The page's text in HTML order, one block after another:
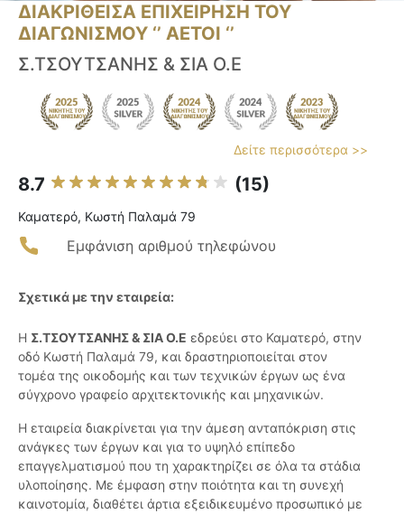
ΔΙΑΚΡΙΘΕΙΣΑ ΕΠΙΧΕΙΡΗΣΗ ΤΟΥ
ΔΙΑΓΩΝΙΣΜΟΥ ‘’ ΑΕΤΟΙ ‘’
Σ.ΤΣΟΥΤΣΑΝΗΣ & ΣΙΑ Ο.Ε
Δείτε περισσότερα >>
8.7 (15)
Καματερό, Κωστή Παλαμά 79
Εμφάνιση αριθμού τηλεφώνου
Σχετικά με την εταιρεία:
Η Σ.ΤΣΟΥΤΣΑΝΗΣ & ΣΙΑ Ο.Ε εδρεύει στο Καματερό, στην
οδό Κωστή Παλαμά 79, και δραστηριοποιείται στον
τομέα της οικοδομής και των τεχνικών έργων ως ένα
σύγχρονο γραφείο αρχιτεκτονικής και μηχανικών.
Η εταιρεία διακρίνεται για την άμεση ανταπόκριση στις
ανάγκες των έργων και για το υψηλό επίπεδο
επαγγελματισμού που τη χαρακτηρίζει σε όλα τα στάδια
υλοποίησης. Με έμφαση στην ποιότητα και τη συνεχή
καινοτομία, διαθέτει άρτια εξειδικευμένο προσωπικό με